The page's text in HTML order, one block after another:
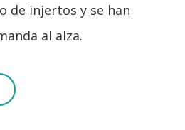
de injertos y se han
al alza.